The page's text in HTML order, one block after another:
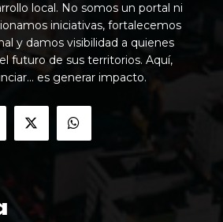
local. No somos un portal ni
iniciativas, fortalecemos
y damos visibilidad a quienes
futuro de sus territorios. Aquí,
es generar impacto.